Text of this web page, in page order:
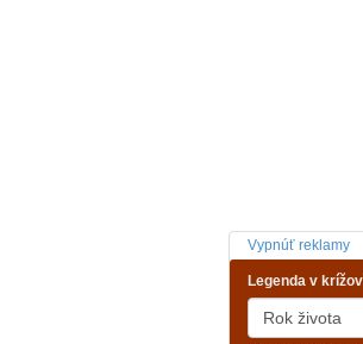
Vypnúť reklamy
Legenda v